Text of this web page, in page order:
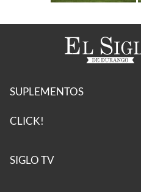
SUPLEMENTOS
CLICK!
SIGLO TV